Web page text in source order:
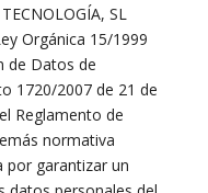
SL
Orgánica 15/1999
de Datos de
1720/2007 de 21 de
Reglamento de
normativa
por garantizar un